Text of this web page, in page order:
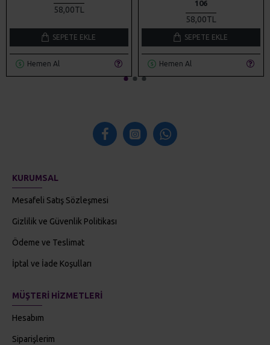
58,00TL
SEPETE EKLE
Hemen Al
106
58,00TL
SEPETE EKLE
Hemen Al
KURUMSAL
Mesafeli Satış Sözleşmesi
Gizlilik ve Güvenlik Politikası
Ödeme ve Teslimat
İptal ve İade Koşulları
MÜŞTERI HIZMETLERI
Hesabım
Siparişlerim